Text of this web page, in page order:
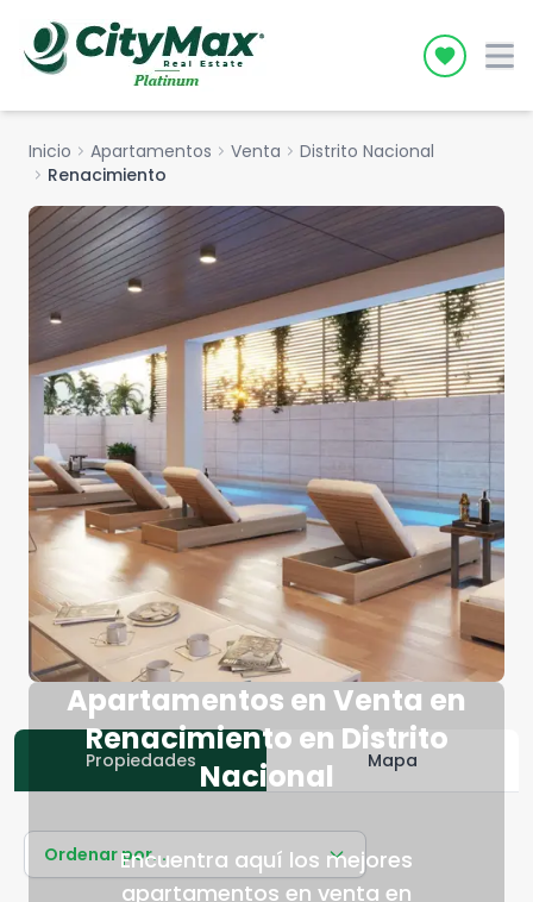
Icon
Inicio chevron_right Apartamentos chevron_right Venta chevron_right Distrito Nacional
chevron_right Renacimiento
Apartamentos en Venta en
Renacimiento en Distrito
Nacional
Encuentra aquí los mejores
apartamentos en venta en
Propiedades Mapa
Ordenar por...